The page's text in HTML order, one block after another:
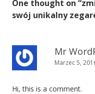
One thought on “
swój unikalny
Mr
Marzec 5,
Hi, this is a comment.